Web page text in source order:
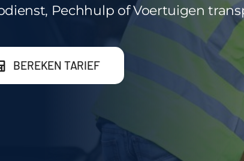
Pechhulp of Voertuigen
BEREKEN TARIEF